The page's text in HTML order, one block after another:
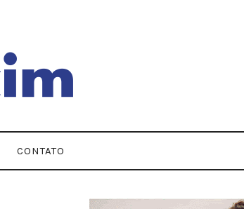
CONTATO